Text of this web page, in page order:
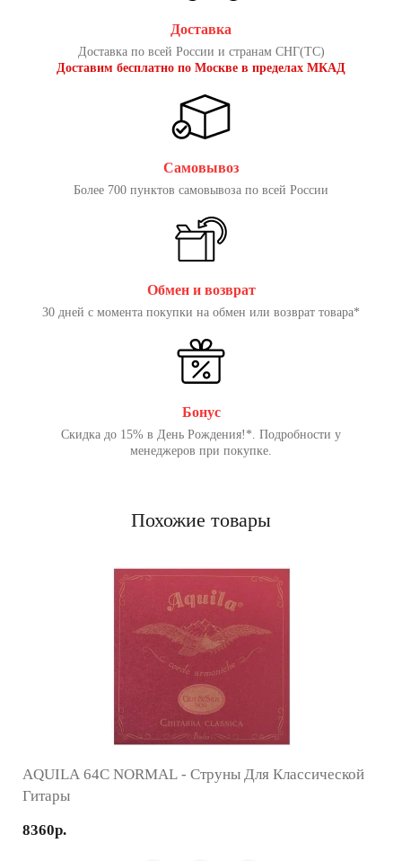
Доставка
Доставка по всей России и странам СНГ(ТС)
Доставим бесплатно по Москве в пределах МКАД
Самовывоз
Более 700 пунктов самовывоза по всей России
Обмен и возврат
30 дней с момента покупки на обмен или возврат товара*
Бонус
Скидка до 15% в День Рождения!*. Подробности у
менеджеров при покупке.
Похожие товары
AQUILA 64C NORMAL - Струны Для Классической
Гитары
8360р.